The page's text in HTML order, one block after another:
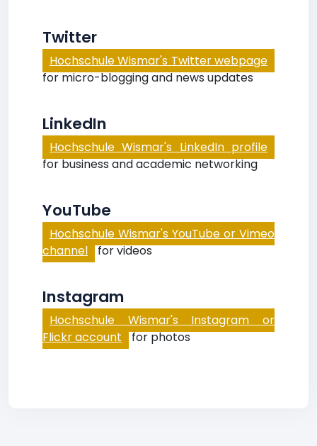
Twitter
Hochschule Wismar's Twitter webpage
for micro-blogging and news updates
LinkedIn
Hochschule Wismar's LinkedIn profile
for business and academic networking
YouTube
Hochschule Wismar's YouTube or Vimeo
channel for videos
Instagram
Hochschule Wismar's Instagram or
Flickr account for photos